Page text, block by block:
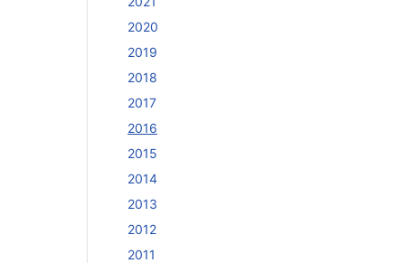
2020
2019
2018
2017
2016
2015
2014
2013
2012
2011